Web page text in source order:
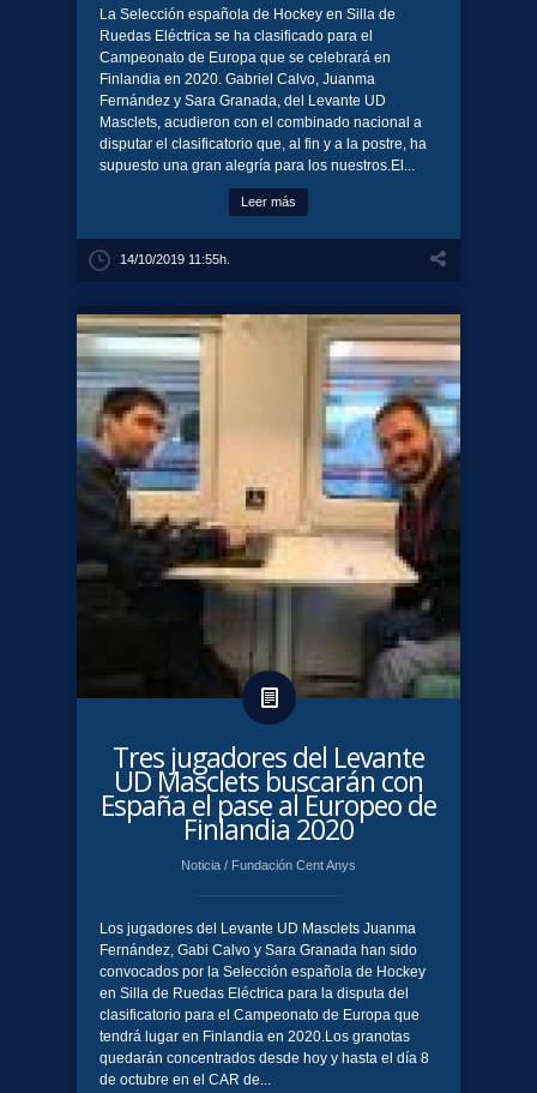
La Selección española de Hockey en Silla de
Ruedas Eléctrica se ha clasificado para el
Campeonato de Europa que se celebrará en
Finlandia en 2020. Gabriel Calvo, Juanma
Fernández y Sara Granada, del Levante UD
Masclets, acudieron con el combinado nacional a
disputar el clasificatorio que, al fin y a la postre, ha
supuesto una gran alegría para los nuestros.El...
Leer más
14/10/2019 11:55h.
Tres jugadores del Levante
UD Masclets buscarán con
España el pase al Europeo de
Finlandia 2020
Noticia / Fundación Cent Anys
Los jugadores del Levante UD Masclets Juanma
Fernández, Gabi Calvo y Sara Granada han sido
convocados por la Selección española de Hockey
en Silla de Ruedas Eléctrica para la disputa del
clasificatorio para el Campeonato de Europa que
tendrá lugar en Finlandia en 2020.Los granotas
quedarán concentrados desde hoy y hasta el día 8
de octubre en el CAR de...